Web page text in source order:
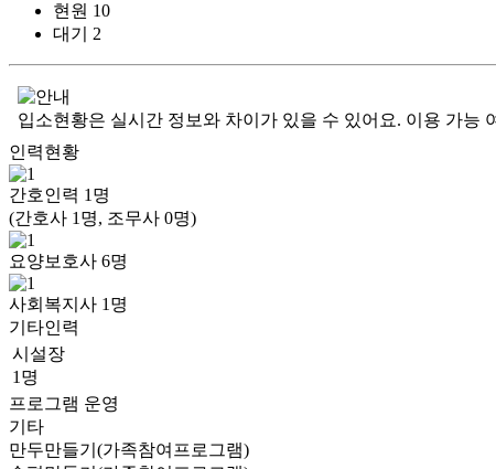
현원 10
대기
2
입소현황은 실시간 정보와 차이가 있을 수 있어요. 이용 가능
인력현황
간호인력 1 명
(간호사 1명, 조무사 0명)
요양보호사 6명
사회복지사 1 명
기타인력
시설장
1명
프로그램 운영
기타
만두만들기(가족참여프로그램)